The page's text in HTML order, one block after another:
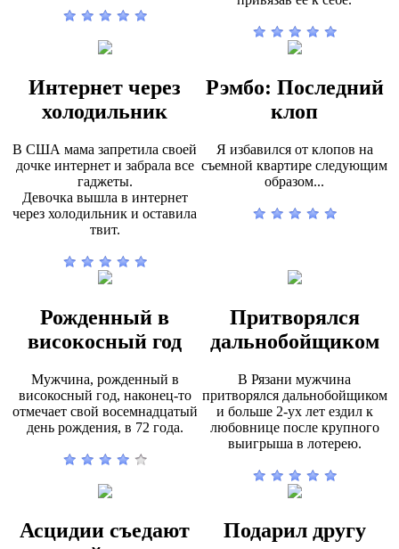
Интернет через
холодильник
В США мама запретила своей
дочке интернет и забрала все
гаджеты.
Девочка вышла в интернет
через холодильник и оставила
твит.
Рэмбо: Последний
клоп
Я избавился от клопов на
съемной квартире следующим
образом...
Рожденный в
високосный год
Мужчина, рожденный в
високосный год, наконец-то
отмечает свой восемнадцатый
день рождения, в 72 года.
Притворялся
дальнобойщиком
В Рязани мужчина
притворялся дальнобойщиком
и больше 2-ух лет ездил к
любовнице после крупного
выигрыша в лотерею.
Асцидии съедают
Подарил другу